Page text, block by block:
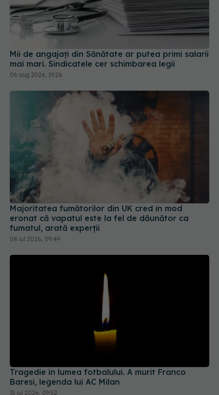
Mii de angajați din Sănătate ar putea primi salarii
mai mari. Sindicatele cer schimbarea legii
06 aug 2026, 19:26
Majoritatea fumătorilor din UK cred în mod
eronat că vapatul este la fel de dăunător ca
fumatul, arată experții
08 iul 2026, 09:49
Tragedie în lumea fotbalului. A murit Franco
Baresi, legenda lui AC Milan
31 iul 2026, 09:52